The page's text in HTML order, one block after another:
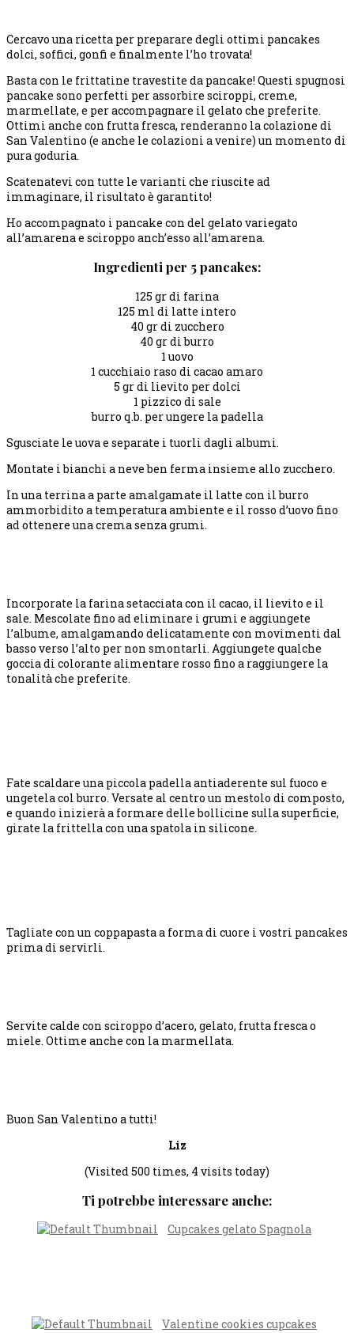
Cercavo una ricetta per preparare degli ottimi pancakes
dolci, soffici, gonfi e finalmente l’ho trovata!
Basta con le frittatine travestite da pancake! Questi spugnosi
pancake sono perfetti per assorbire sciroppi, creme,
marmellate, e per accompagnare il gelato che preferite.
Ottimi anche con frutta fresca, renderanno la colazione di
San Valentino (e anche le colazioni a venire) un momento di
pura goduria.
Scatenatevi con tutte le varianti che riuscite ad
immaginare, il risultato è garantito!
Ho accompagnato i pancake con del gelato variegato
all’amarena e sciroppo anch’esso all’amarena.
Ingredienti per 5 pancakes:
125 gr di farina
125 ml di latte intero
40 gr di zucchero
40 gr di burro
1 uovo
1 cucchiaio raso di cacao amaro
5 gr di lievito per dolci
1 pizzico di sale
burro q.b. per ungere la padella
Sgusciate le uova e separate i tuorli dagli albumi.
Montate i bianchi a neve ben ferma insieme allo zucchero.
In una terrina a parte amalgamate il latte con il burro
ammorbidito a temperatura ambiente e il rosso d’uovo fino
ad ottenere una crema senza grumi.
Incorporate la farina setacciata con il cacao, il lievito e il
sale. Mescolate fino ad eliminare i grumi e aggiungete
l’albume, amalgamando delicatamente con movimenti dal
basso verso l’alto per non smontarli. Aggiungete qualche
goccia di colorante alimentare rosso fino a raggiungere la
tonalità che preferite.
Fate scaldare una piccola padella antiaderente sul fuoco e
ungetela col burro. Versate al centro un mestolo di composto,
e quando inizierà a formare delle bollicine sulla superficie,
girate la frittella con una spatola in silicone.
Tagliate con un coppapasta a forma di cuore i vostri pancakes
prima di servirli.
Servite calde con sciroppo d’acero, gelato, frutta fresca o
miele. Ottime anche con la marmellata.
Buon San Valentino a tutti!
Liz
(Visited 500 times, 4 visits today)
Ti potrebbe interessare anche:
Cupcakes gelato Spagnola
Valentine cookies cupcakes